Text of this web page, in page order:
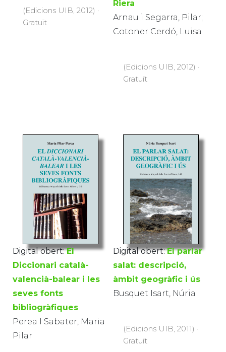
(Edicions UIB, 2012) ·
Gratuït
Riera
Arnau i Segarra, Pilar;
Cotoner Cerdó, Luisa
(Edicions UIB, 2012) ·
Gratuït
Digital obert: El
Diccionari català-
valencià-balear i les
seves fonts
bibliogràfiques
Perea I Sabater, Maria
Pilar
Digital obert: El parlar
salat: descripció,
àmbit geogràfic i ús
Busquet Isart, Núria
(Edicions UIB, 2011) ·
Gratuït